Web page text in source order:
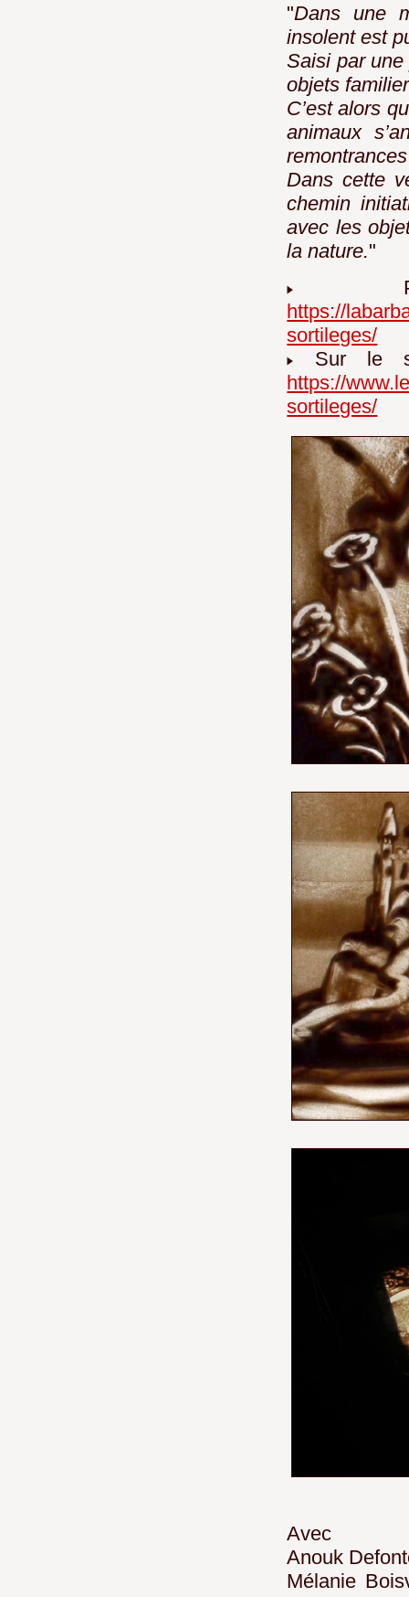
"Dans une
insolent est
Saisi par
objets
C’est alors
animaux
Dans cette
chemin
avec les
la nature."
https://
sortileges/
Sur le
https://
sortileges/
Avec
Anouk
Mélanie